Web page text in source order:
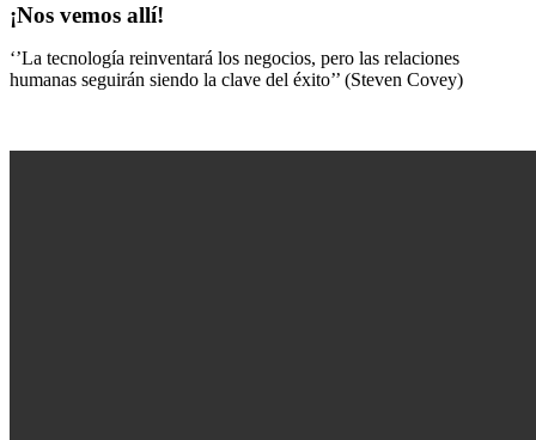
¡Nos vemos allí!
‘’La tecnología reinventará los negocios, pero las relaciones
humanas seguirán siendo la clave del éxito’’ (Steven Covey)